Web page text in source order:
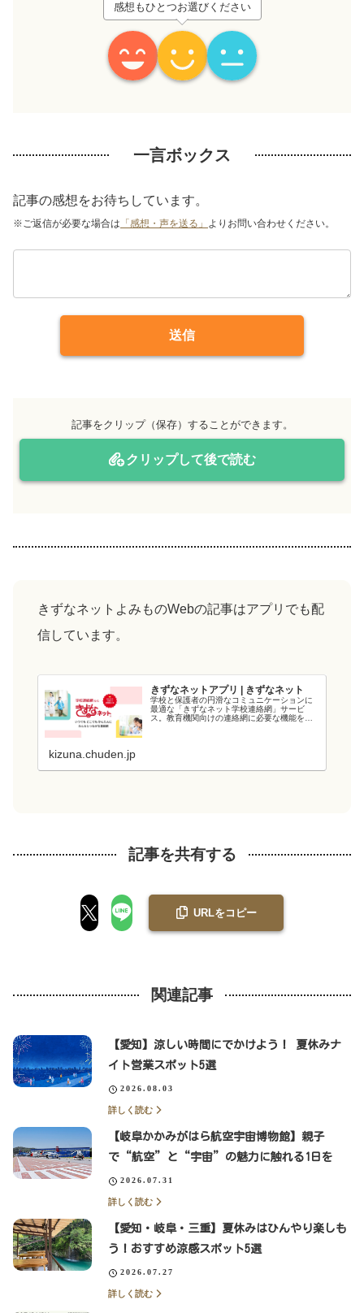
感想もひとつお選びください
一言ボックス
記事の感想をお待ちしています。
※ご返信が必要な場合は 「感想・声を送る」 よりお問い合わせください。
送信
記事をクリップ（保存）することができます。
クリップして後で読む
きずなネットよみものWebの記事はアプリでも配
信しています。
きずなネットアプリ | きずなネット
学校と保護者の円滑なコミュニケーションに
最適な「きずなネット学校連絡網」サービ
ス。教育機関向けの連絡網に必要な機能を備
kizuna.chuden.jp
記事を共有する
URLをコピー
関連記事
【愛知】涼しい時間にでかけよう！ 夏休みナ
イト営業スポット5選
2026.08.03
詳しく読む
【岐阜かかみがはら航空宇宙博物館】親子
で“航空”と“宇宙”の魅力に触れる1日を
2026.07.31
詳しく読む
【愛知・岐阜・三重】夏休みはひんやり楽しも
う！おすすめ涼感スポット5選
2026.07.27
詳しく読む